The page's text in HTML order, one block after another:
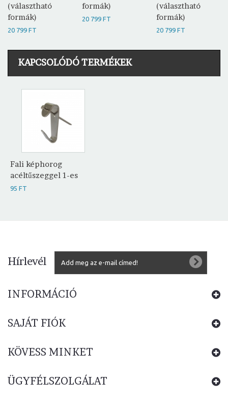
(választható
formák)
20 799 FT
formák)
20 799 FT
(választható
formák)
20 799 FT
KAPCSOLÓDÓ TERMÉKEK
Fali képhorog
acéltűszeggel 1-es
95 FT
Hírlevél
INFORMÁCIÓ
SAJÁT FIÓK
KÖVESS MINKET
ÜGYFÉLSZOLGÁLAT